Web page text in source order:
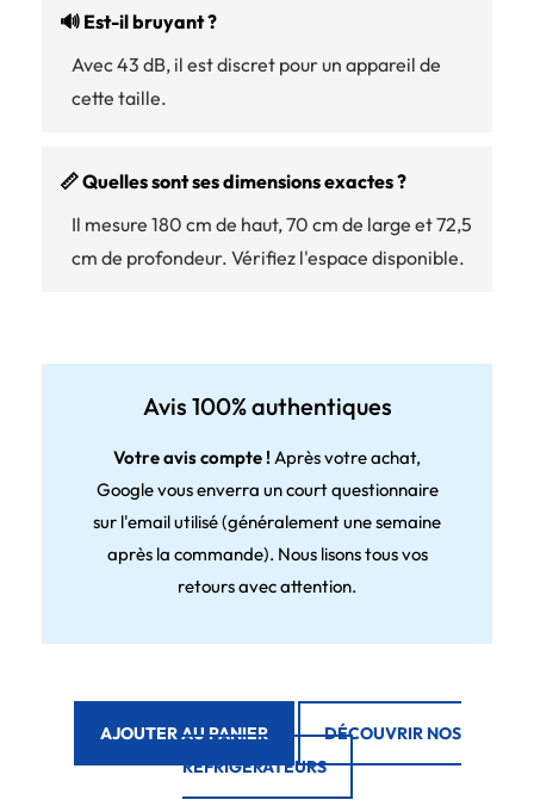
🔊 Est-il bruyant ?
Avec 43 dB, il est discret pour un appareil de
cette taille.
📏 Quelles sont ses dimensions exactes ?
Il mesure 180 cm de haut, 70 cm de large et 72,5
cm de profondeur. Vérifiez l'espace disponible.
Avis 100% authentiques
Votre avis compte !Après votre achat,
Google vous enverra un court questionnaire
sur l'email utilisé (généralement une semaine
après la commande). Nous lisons tous vos
retours avec attention.
AJOUTER AU PANIER
DÉCOUVRIR NOS
RÉFRIGÉRATEURS